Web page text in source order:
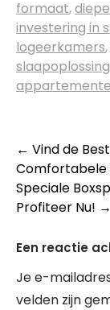
formaat,
investering in
logeerkamers,
slaapoplossing
← Vind de
Comfortabele
Speciale
Profiteer Nu! →
Een reactie
Je e-
velden zijn